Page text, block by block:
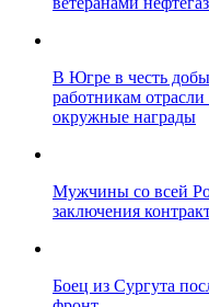
В Югре в честь
работникам
окружные награды
Мужчины со всей
заключения
Боец из Сургута